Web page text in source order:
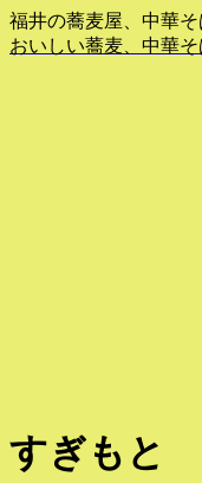
福井の蕎麦屋、中華
おいしい蕎麦、中華
すぎもと